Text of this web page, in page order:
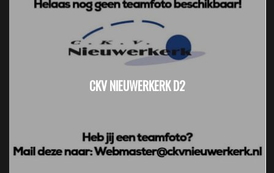
CKV NIEUWERKERK D2